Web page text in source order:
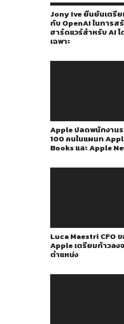
Jony Ive ยืนยันเตรี
กับ OpenAI ในการส
ฮาร์ดแวร์สำหรับ AI โ
เฉพาะ
Apple ปลดพนักงาน
100 คนในแผนก
Books และ Apple
Luca Maestri CFO
Apple เตรียมก้าวลง
ตำแหน่ง